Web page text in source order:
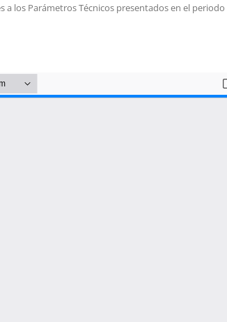
los Parámetros Técnicos presentados en el